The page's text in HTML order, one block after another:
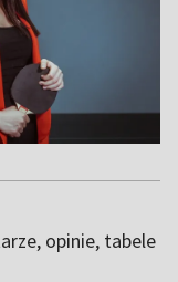
opinie, tabele